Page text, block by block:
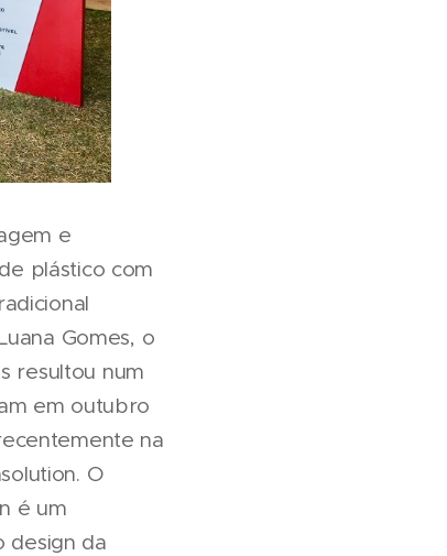
e
plástico com
Gomes, o
resultou num
em outubro
na
O
é um
design da